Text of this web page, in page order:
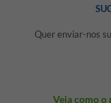
Quer enviar-nos
Veja como o